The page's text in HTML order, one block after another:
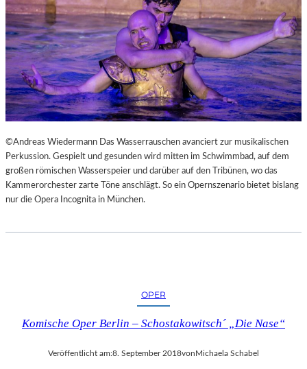
S
T
M
E
S
S
E
©Andreas Wiedermann Das Wasserrauschen avanciert zur musikalischen
Perkussion. Gespielt und gesunden wird mitten im Schwimmbad, auf dem
großen römischen Wasserspeier und darüber auf den Tribünen, wo das
Kammerorchester zarte Töne anschlägt. So ein Opernszenario bietet bislang
nur die Opera Incognita in München.
OPER
Komische Oper Berlin – Schostakowitsch´ „Die Nase“
Veröffentlicht am:8. September 2018vonMichaela Schabel